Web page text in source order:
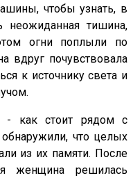
чтобы узнать, в
неожиданная тишина,
огни поплыли по
почувствовала
к источнику света и
- как стоит рядом с
что целых
из их памяти. После
женщина решилась